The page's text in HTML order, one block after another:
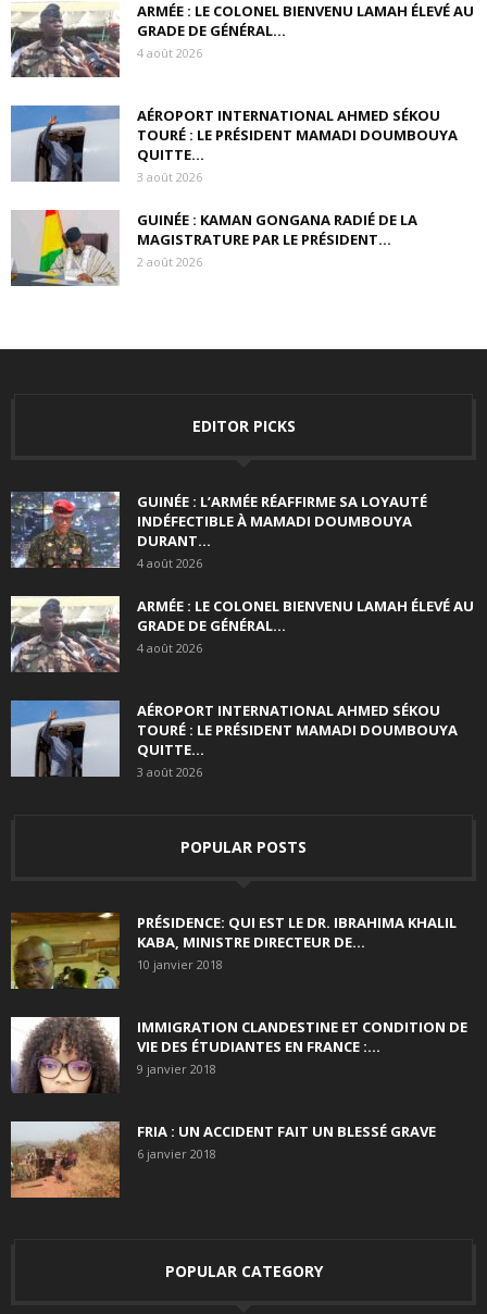
ARMÉE : LE COLONEL BIENVENU LAMAH ÉLEVÉ AU
GRADE DE GÉNÉRAL...
4 août 2026
AÉROPORT INTERNATIONAL AHMED SÉKOU
TOURÉ : LE PRÉSIDENT MAMADI DOUMBOUYA
QUITTE...
3 août 2026
GUINÉE : KAMAN GONGANA RADIÉ DE LA
MAGISTRATURE PAR LE PRÉSIDENT...
2 août 2026
EDITOR PICKS
GUINÉE : L’ARMÉE RÉAFFIRME SA LOYAUTÉ
INDÉFECTIBLE À MAMADI DOUMBOUYA
DURANT...
4 août 2026
ARMÉE : LE COLONEL BIENVENU LAMAH ÉLEVÉ AU
GRADE DE GÉNÉRAL...
4 août 2026
AÉROPORT INTERNATIONAL AHMED SÉKOU
TOURÉ : LE PRÉSIDENT MAMADI DOUMBOUYA
QUITTE...
3 août 2026
POPULAR POSTS
PRÉSIDENCE: QUI EST LE DR. IBRAHIMA KHALIL
KABA, MINISTRE DIRECTEUR DE...
10 janvier 2018
IMMIGRATION CLANDESTINE ET CONDITION DE
VIE DES ÉTUDIANTES EN FRANCE :...
9 janvier 2018
FRIA : UN ACCIDENT FAIT UN BLESSÉ GRAVE
6 janvier 2018
POPULAR CATEGORY